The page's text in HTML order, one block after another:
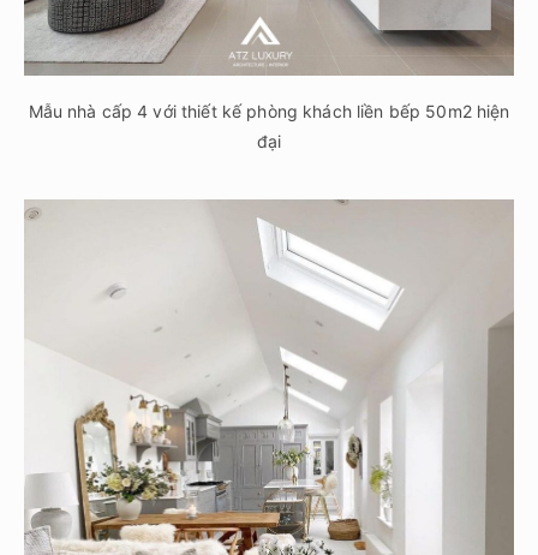
Mẫu nhà cấp 4 với thiết kế phòng khách liền bếp 50m2 hiện
đại